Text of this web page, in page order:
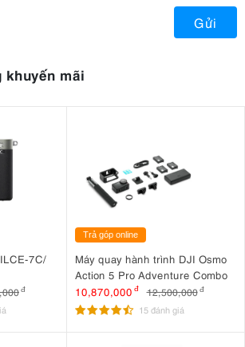
Gửi
khuyến mãi
7C/
đ
Trả góp online
Máy quay hành trình DJI Osmo
Action 5 Pro Adventure Combo
10,870,000 đ 12,500,000 đ
15 đánh giá